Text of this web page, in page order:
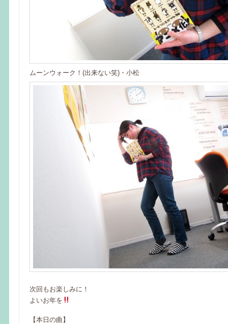
ムーンウォーク！(出来ない笑)・小松
次回もお楽しみに！
よいお年を
【本日の曲】